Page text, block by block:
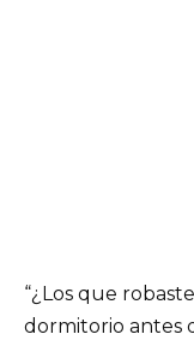
“¿Los que
dormitorio antes